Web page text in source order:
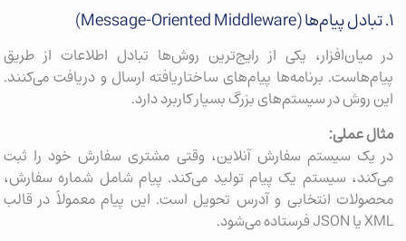
در میان‌افزار، یکی از رایج‌ترین روش‌ها تبادل اطلاعات از طریق
پیام‌هاست. برنامه‌ها پیام‌های ساختاریافته ارسال و دریافت می‌کنند.
این روش در سیستم‌های بزرگ بسیار کاربرد دارد.
مثال عملی:
در یک سیستم سفارش آنلاین، وقتی مشتری سفارش خود را ثبت
می‌کند، سیستم یک پیام تولید می‌کند. پیام شامل شماره سفارش،
محصولات انتخابی و آدرس تحویل است. این پیام معمولاً در قالب
XML یا JSON فرستاده می‌شود.